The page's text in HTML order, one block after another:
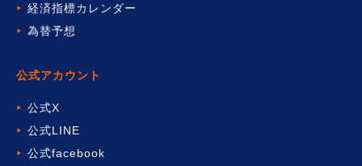
経済指標カレンダー
為替予想
公式アカウント
公式X
公式LINE
公式facebook